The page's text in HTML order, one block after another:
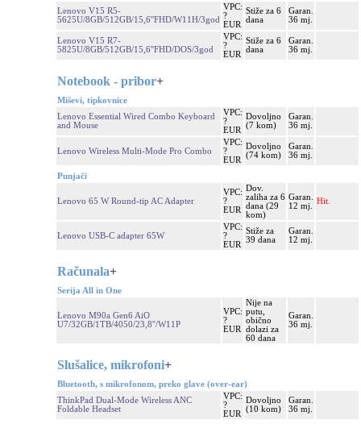
Lenovo V15 R5-
5625U/8GB/512GB/15,6''FHD/W11H/3god
VPC:
?
EUR
Stiže za 6
dana
Garan.
36 mj.
Lenovo V15 R7-
5825U/8GB/512GB/15,6''FHD/DOS/3god
VPC:
?
EUR
Stiže za 6
dana
Garan.
36 mj.
Notebook - pribor+
Miševi, tipkovnice
Lenovo Essential Wired Combo Keyboard
and Mouse
VPC:
?
EUR
Dovoljno
(7 kom)
Garan.
36 mj.
Lenovo Wireless Multi-Mode Pro Combo
VPC:
?
EUR
Dovoljno
(74 kom)
Garan.
36 mj.
Punjači
Lenovo 65 W Round-tip AC Adapter
VPC:
?
EUR
Dov.
zaliha za 6
dana (29
kom)
Garan.
12 mj.
Hit.
Lenovo USB-C adapter 65W
VPC:
?
EUR
Stiže za
39 dana
Garan.
12 mj.
Računala+
Serija All in One
Lenovo M90a Gen6 AiO
U7/32GB/1TB/4050/23,8''/W11P
VPC:
?
EUR
Nije na
putu,
obično
dolazi za
60 dana
Garan.
36 mj.
Slušalice, mikrofoni+
Bluetooth, s mikrofonom, preko glave (over-ear)
ThinkPad Dual-Mode Wireless ANC
Foldable Headset
VPC:
?
EUR
Dovoljno
(10 kom)
Garan.
36 mj.